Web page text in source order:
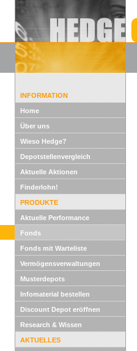
INFORMATION
Home
Über uns
Wieso Hedge?
Depotstellenvergleich
Aktuelle Aktionen
Finderlohn!
PRODUKTE
Aktuelle Performance
Fonds
Fonds mit Warteliste
Vermögensverwaltungen
Musterdepots
Infomaterial bestellen
Discount Depot eröffnen
Research & Wissen
AKTUELLES